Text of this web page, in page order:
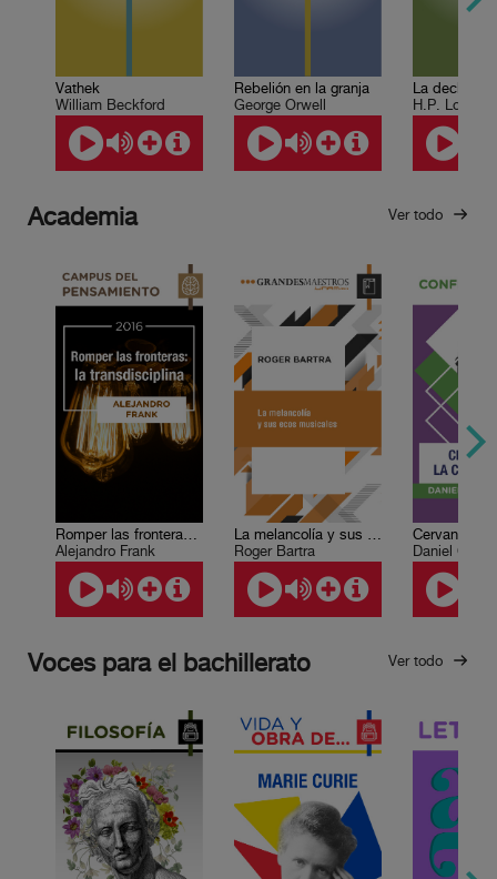
Vathek
William Beckford
Rebelión en la granja
George Orwell
La
H.P.
Academia Ver todo
Romper las fronteras: la transdisciplina
Alejandro Frank
La melancolía y sus ecos musicales
Roger Bartra
Daniel Cazés
Voces para el bachillerato Ver todo